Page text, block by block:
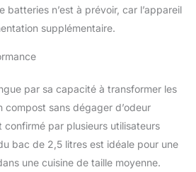
assure une absorption à
100 % des odeurs, et le
encore l'odeur de
votre cuisine fraîche et
propre – Idéal pour les
appartements et les
cuisines ouvertes. Il est
recommandé de
remplacer le charbon
batteries n’est à prévoir, car l’appareil
supplémentaire.
par sa capacité à transformer les
compost sans dégager d’odeur
par plusieurs utilisateurs
bac de 2,5 litres est idéale pour une
une cuisine de taille moyenne.